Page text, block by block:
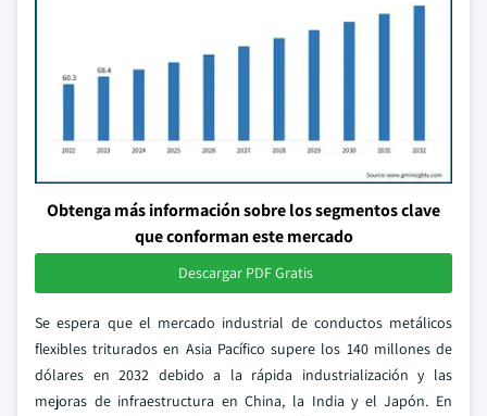
Obtenga más información sobre los segmentos clave
que conforman este mercado
Descargar PDF Gratis
Se espera que el mercado industrial de conductos metálicos
flexibles triturados en Asia Pacífico supere los 140 millones de
dólares en 2032 debido a la rápida industrialización y las
mejoras de infraestructura en China, la India y el Japón. En